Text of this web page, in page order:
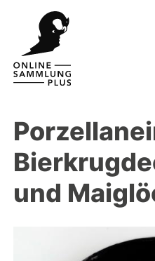
und